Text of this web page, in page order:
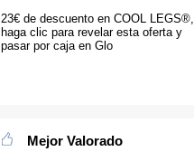
23€ de descuento en COOL LEGS®,
haga clic para revelar esta oferta y
pasar por caja en Glo
Mejor Valorado